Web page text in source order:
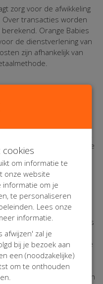
zorg voor de afwikkeling
transacties worden
Orange Babies
de dienstverlening van
zijn afhankelijk van
gegevens
correspondentie
Orange Babies en
behandelen.
de bepalingen van de
(“AVG”), het
na. Orange
in de zin van
en Kentaa krijgen volledig
worden niet aan
tenzij Orange Babies
wettelijke voorschrift,
Wanneer u de website
via een social media
doet, worden uw
en Kentaa en gebruiken
om informatie te
onze website
informatie om je
te personaliseren
Lees onze
informatie.
afwijzen' zal je
bij je bezoek aan
een (noodzakelijke)
om te onthouden